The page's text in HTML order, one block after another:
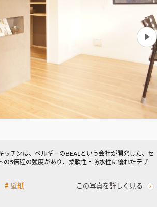
チンは、ベルギーのBEALという会社が開発した、セ
の5倍程の強度があり、柔軟性・防水性に優れたデザ
壁紙
この写真を詳しく見る